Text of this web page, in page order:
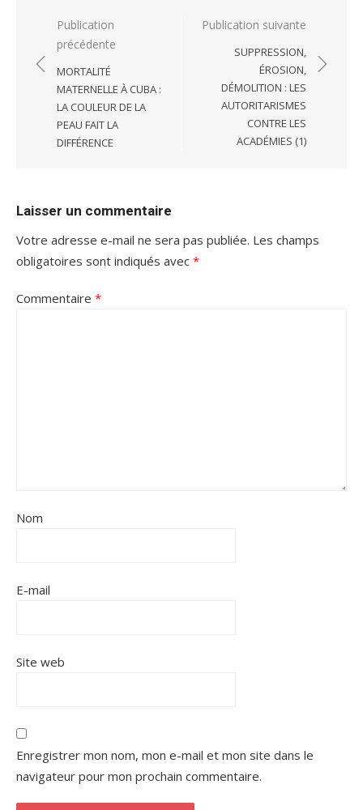
Navigation
l’article
Publication
précédente
MORTALITÉ
MATERNELLE À CUBA :
LA COULEUR DE LA
PEAU FAIT LA
DIFFÉRENCE
Publication suivante
SUPPRESSION,
ÉROSION,
DÉMOLITION : LES
AUTORITARISMES
CONTRE LES
ACADÉMIES (1)
Laisser un commentaire
Votre adresse e-mail ne sera pas publiée. Les champs
obligatoires sont indiqués avec *
Commentaire *
Nom
E-mail
Site web
Enregistrer mon nom, mon e-mail et mon site dans le
navigateur pour mon prochain commentaire.